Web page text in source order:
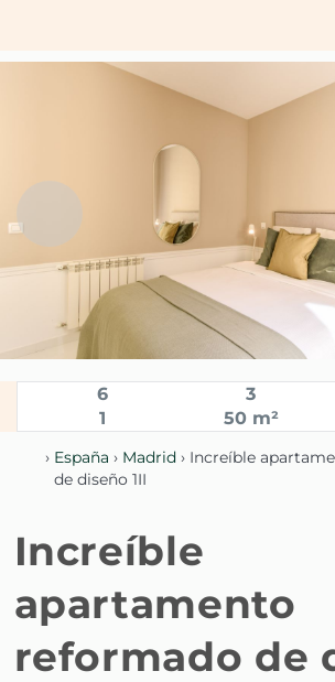
6 3
1
50 m²
› España › Madrid› Increíble
de diseño 1II
Increíble
apartamento
reformado de